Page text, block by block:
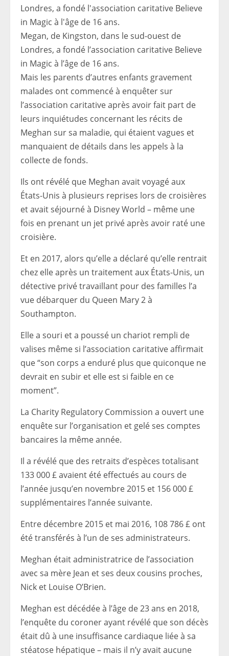
Megan, de Kingston, dans le sud-ouest de
Londres, a fondé l’association caritative Believe
in Magic à l’âge de 16 ans.
Mais les parents d’autres enfants gravement
malades ont commencé à enquêter sur
l’association caritative après avoir fait part de
leurs inquiétudes concernant les récits de
Meghan sur sa maladie, qui étaient vagues et
manquaient de détails dans les appels à la
collecte de fonds.
Ils ont révélé que Meghan avait voyagé aux
États-Unis à plusieurs reprises lors de croisières
et avait séjourné à Disney World – même une
fois en prenant un jet privé après avoir raté une
croisière.
Et en 2017, alors qu’elle a déclaré qu’elle rentrait
chez elle après un traitement aux États-Unis, un
détective privé travaillant pour des familles l’a
vue débarquer du Queen Mary 2 à
Southampton.
Elle a souri et a poussé un chariot rempli de
valises même si l’association caritative affirmait
que “son corps a enduré plus que quiconque ne
devrait en subir et elle est si faible en ce
moment”.
La Charity Regulatory Commission a ouvert une
enquête sur l’organisation et gelé ses comptes
bancaires la même année.
Il a révélé que des retraits d’espèces totalisant
133 000 £ avaient été effectués au cours de
l’année jusqu’en novembre 2015 et 156 000 £
supplémentaires l’année suivante.
Entre décembre 2015 et mai 2016, 108 786 £ ont
été transférés à l’un de ses administrateurs.
Meghan était administratrice de l’association
avec sa mère Jean et ses deux cousins ​​proches,
Nick et Louise O’Brien.
Meghan est décédée à l’âge de 23 ans en 2018,
l’enquête du coroner ayant révélé que son décès
était dû à une insuffisance cardiaque liée à sa
stéatose hépatique – mais il n’y avait aucune